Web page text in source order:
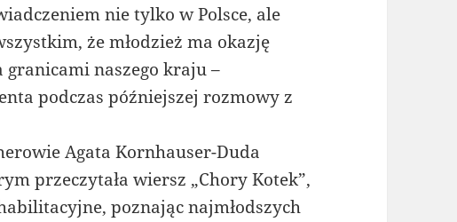
nie tylko w Polsce, ale
że młodzież ma okazję
naszego kraju –
podczas późniejszej rozmowy z
Agata Kornhauser-Duda
przeczytała wiersz „Chory Kotek”,
poznając najmłodszych